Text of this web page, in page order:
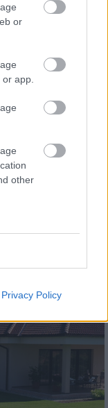
or
app.
other
Privacy Policy